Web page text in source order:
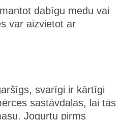
dabīgu medu vai
var aizvietot ar
svarīgi ir kārtīgi
sastāvdaļas, lai tās
Jogurtu pirms